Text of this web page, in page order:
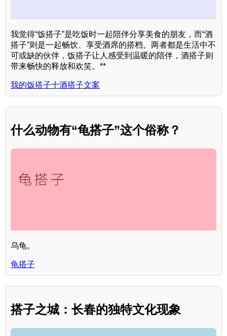
我觉得“饭搭子”是吃饭时一起陪伴分享美食的朋友，而“酒
搭子”则是一起畅饮、享受酒席的搭档。两者都是生活中不
可或缺的伙伴，饭搭子让人感受到温暖的陪伴，酒搭子则
带来畅快的释放和欢笑。**
我的饭搭子十酒搭子文案
什么动物有“龟搭子”这个俗称？
乌龟。
龟搭子
搭子之城：长春的独特文化现象